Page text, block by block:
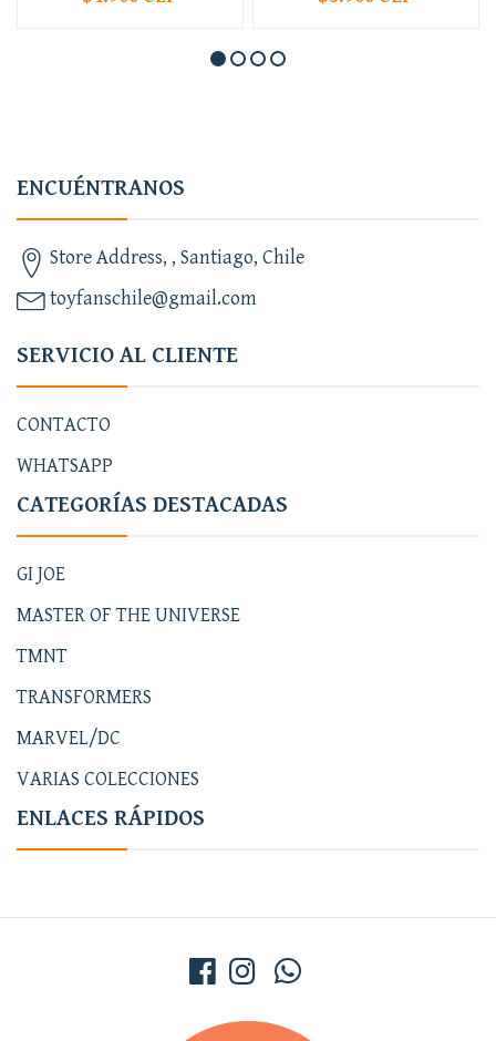
ENCUÉNTRANOS
Store Address, , Santiago, Chile
toyfanschile@gmail.com
SERVICIO AL CLIENTE
CONTACTO
WHATSAPP
CATEGORÍAS DESTACADAS
GI JOE
MASTER OF THE UNIVERSE
TMNT
TRANSFORMERS
MARVEL/DC
VARIAS COLECCIONES
ENLACES RÁPIDOS